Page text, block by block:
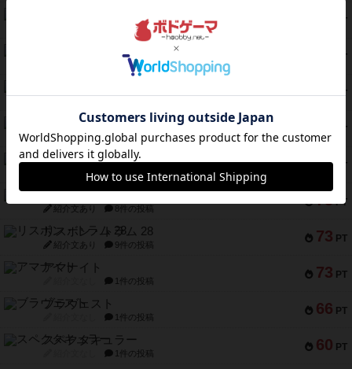
PT
1件の投稿
PT
ファースト・イン・フライト
3件の投稿
94 PT
PT
テンプテーション
紹介文なし 2件の投稿
78 PT
インドネシア
紹介文あり 2件の投稿
75 PT
宵と暁の呪文書
紹介文あり 8件の投稿
73 PT
リスボン・トラム 28
紹介文あり 9件の投稿
73 PT
アマナイト
1件の投稿
66 PT
ブラヴェスト
1件の投稿
60 PT
スペクタキュラー
1件の投稿